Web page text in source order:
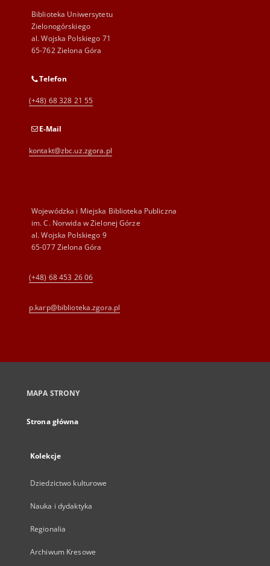
Biblioteka Uniwersytetu
Zielonogórskiego
al. Wojska Polskiego 71
65-762 Zielona Góra
Telefon
(+48) 68 328 21 55
E-Mail
kontakt@zbc.uz.zgora.pl
Wojewódzka i Miejska Biblioteka Publiczna
im. C. Norwida w Zielonej Górze
al. Wojska Polskiego 9
65-077 Zielona Góra
(+48) 68 453 26 06
p.karp@biblioteka.zgora.pl
MAPA STRONY
Strona główna
Kolekcje
Dziedzictwo kulturowe
Nauka i dydaktyka
Regionalia
Archiwum Kresowe